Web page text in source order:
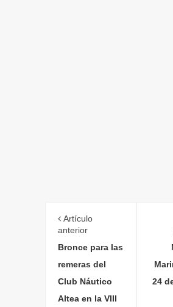
Artículo
anterior
Bronce para las
remeras del
Club Náutico
Altea en la VIII
24